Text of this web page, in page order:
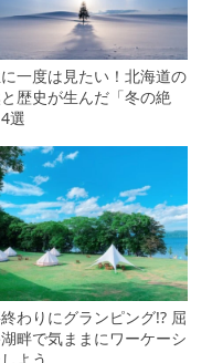
一度は見たい！北海道の
歴史が生んだ「冬の絶
選
わりにグランピング!? 屈
畔で気ままにワーケーシ
よう